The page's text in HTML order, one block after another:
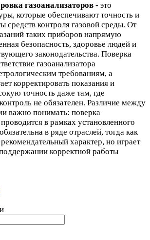
газоанализаторов - это
которые обеспечивают точность и
средств контроля газовой среды. От
таких приборов напрямую
безопасность, здоровье людей и
законодательства. Поверка
газоанализатора
требованиям, а
корректировать показания и
точность даже там, где
не обязателен. Различие между
важно понимать: поверка
в рамках установленного
в ряде отраслей, тогда как
характер, но играет
корректной работы